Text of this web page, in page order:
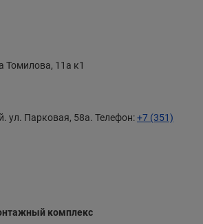
Томилова, 11а к1
Парковая, 58а. Телефон:+7 (351)
комплекс